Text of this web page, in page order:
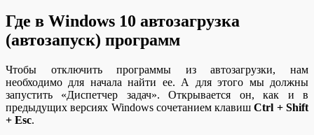
Где в Windows 10 автозагрузка
(автозапуск) программ
Чтобы отключить программы из автозагрузки, нам
необходимо для начала найти ее. А для этого мы должны
запустить «Диспетчер задач». Открывается он, как и в
предыдущих версиях Windows сочетанием клавишCtrl + Shift
+ Esc.